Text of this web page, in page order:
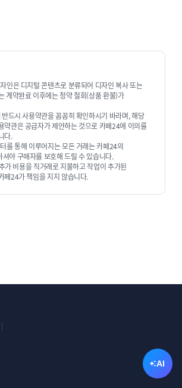
인은 디지털 콘텐츠로 분류되어 디자인 복사 또는
계약완료 이후에는 청약 철회(상품 환불)가
드시 사용약관을 꼼꼼히 확인하시기 바라며, 해당
약관은 공급자가 제안하는 것으로 카페24에 이의를
다.
를 통해 이루어지는 모든 거래는 카페24의
셔야 구매자를 보호해 드릴 수 있습니다.
가 비용을 직거래로 지불하고 작업이 추가된
페24가 책임을 지지 않습니다.
AI